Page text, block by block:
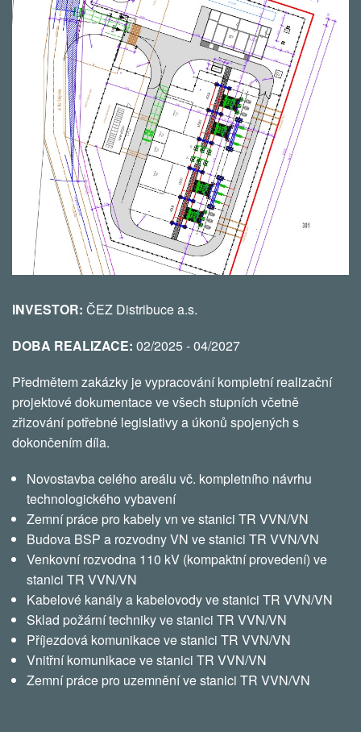
INVESTOR: ČEZ Distribuce a.s.
DOBA REALIZACE: 02/2025 - 04/2027
Předmětem zakázky je vypracování kompletní realizační
projektové dokumentace ve všech stupních včetně
zřizování potřebné legislativy a úkonů spojených s
dokončením díla.
Novostavba celého areálu vč. kompletního návrhu
technologického vybavení
Zemní práce pro kabely vn ve stanici TR VVN/VN
Budova BSP a rozvodny VN ve stanici TR VVN/VN
Venkovní rozvodna 110 kV (kompaktní provedení) ve
stanici TR VVN/VN
Kabelové kanály a kabelovody ve stanici TR VVN/VN
Sklad požární techniky ve stanici TR VVN/VN
Příjezdová komunikace ve stanici TR VVN/VN
Vnitřní komunikace ve stanici TR VVN/VN
Zemní práce pro uzemnění ve stanici TR VVN/VN